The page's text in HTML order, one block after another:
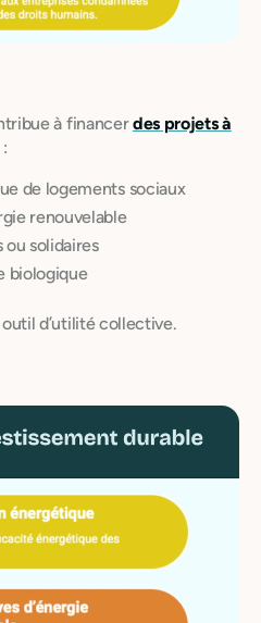
à financerdes projets à
de logements sociaux
renouvelable
ou solidaires
biologique
d’utilité collective.